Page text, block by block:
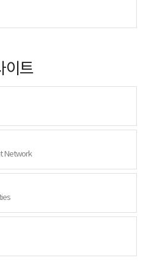
이트
Network